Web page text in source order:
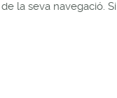
de la seva navegació.